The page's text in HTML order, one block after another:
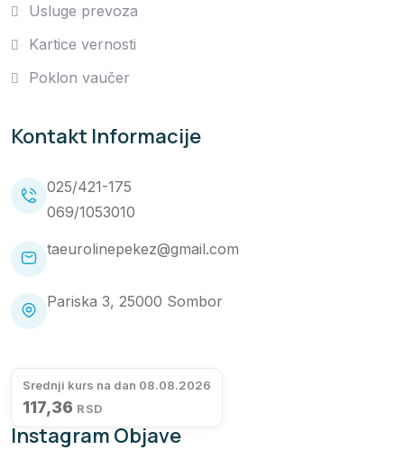
Usluge prevoza
Kartice vernosti
Poklon vaučer
Kontakt Informacije
025/421-175
069/1053010
taeurolinepekez@gmail.com
Pariska 3, 25000 Sombor
Srednji kurs na dan 08.08.2026
117,36 RSD
Instagram Objave